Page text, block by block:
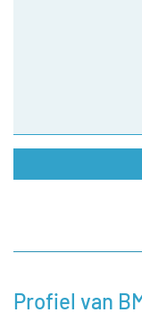
Profiel van